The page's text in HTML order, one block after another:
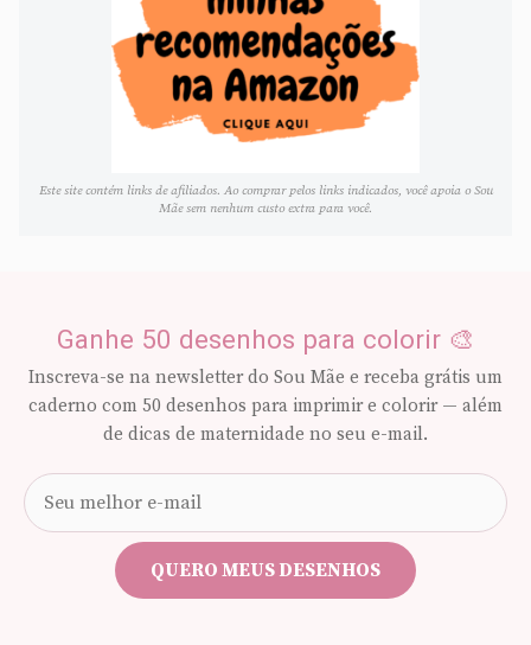
Este site contém links de afiliados. Ao comprar pelos links indicados, você apoia o Sou
Mãe sem nenhum custo extra para você.
Ganhe 50 desenhos para colorir 🎨
Inscreva-se na newsletter do Sou Mãe e receba grátis um
caderno com 50 desenhos para imprimir e colorir — além
de dicas de maternidade no seu e-mail.
e-
mail
QUERO MEUS DESENHOS